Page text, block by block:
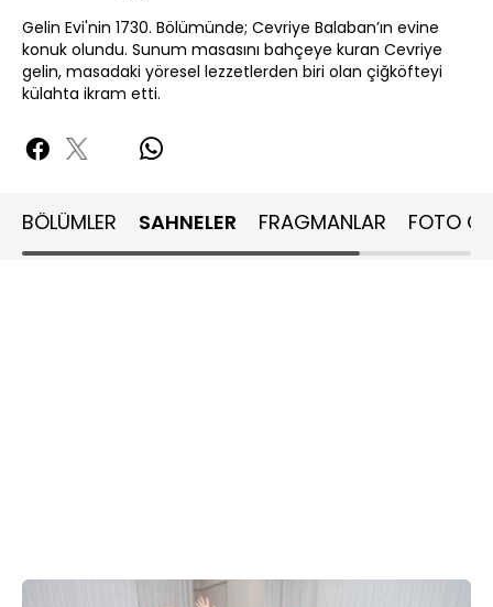
Gelin Evi'nin 1730. Bölümünde; Cevriye Balaban’ın evine
konuk olundu. Sunum masasını bahçeye kuran Cevriye
gelin, masadaki yöresel lezzetlerden biri olan çiğköfteyi
külahta ikram etti.
BÖLÜMLER SAHNELER FRAGMANLAR FOTO